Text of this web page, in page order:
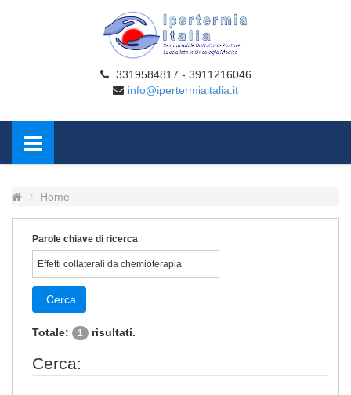
3319584817 - 3911216046
info@ipertermiaitalia.it
Home
Parole chiave di ricerca
Cerca
Totale: 1 risultati.
Cerca: